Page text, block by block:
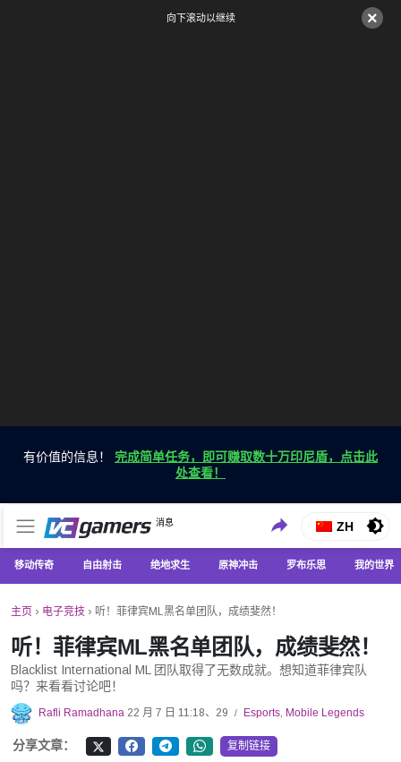
×
向下滚动以继续
有价值的信息！ 完成简单任务，即可赚取数十万印尼盾，点击此
处查看！
VC游戏新闻
消息
仅在 VCGamers 获取最新的游戏新闻
ZH
移动传奇 自由射击 绝地求生 原神冲击 罗布乐思 我的世界
主页 › 电子竞技 › 听！菲律宾ML黑名单团队，成绩斐然！
听！菲律宾ML黑名单团队，成绩斐然！
Blacklist International ML 团队取得了无数成就。想知道菲律宾队
吗？来看看讨论吧！
Rafli Ramadhana 22 月 7 日 11:18、29 / Esports, Mobile Legends
分享文章： 复制链接